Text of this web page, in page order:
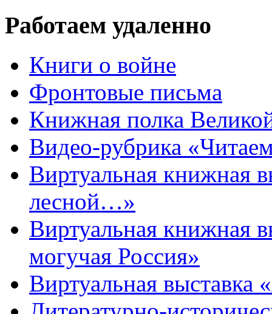
Работаем удаленно
Книги о войне
Фронтовые письма
Книжная полка
Видео-рубрика
Виртуальная книжная
лесной…»
Виртуальная книжная
могучая Россия»
Виртуальная